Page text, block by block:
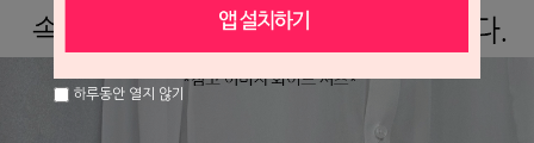
하루동안 열지 않기